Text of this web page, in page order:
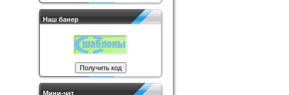
Наш банер
Мини-чат